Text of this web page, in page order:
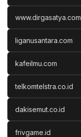
www.dirgasatya.com
liganusantara.com
kafeilmu.com
telkomtelstra.co.id
dakisemut.co.id
frivgame.id